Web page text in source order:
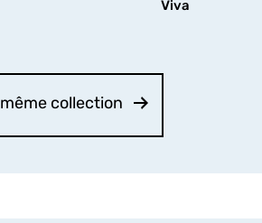
Viva
collection